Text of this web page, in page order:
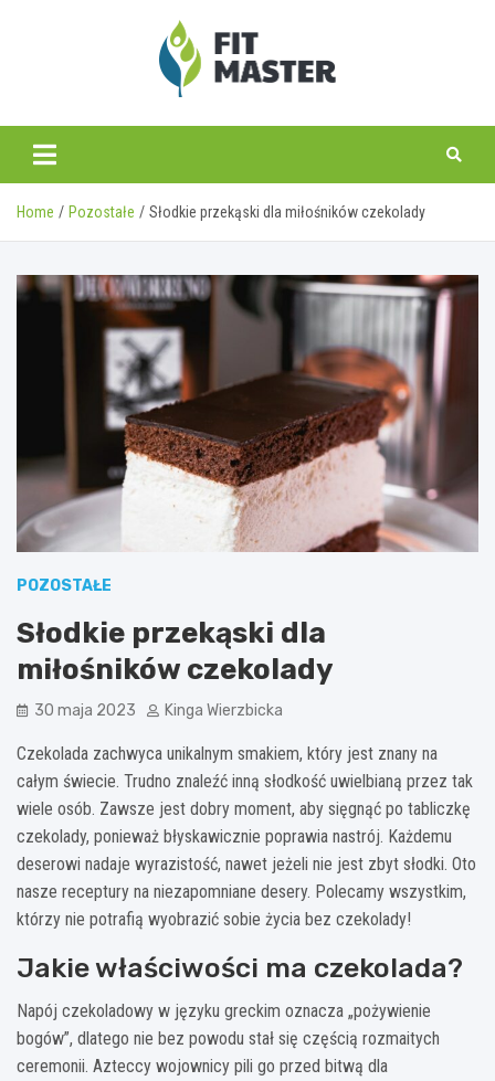
fitmaster.pl
Home Pozostałe Słodkie przekąski dla miłośników czekolady
POZOSTAŁE
Słodkie przekąski dla
miłośników czekolady
30 maja 2023 Kinga Wierzbicka
Czekolada zachwyca unikalnym smakiem, który jest znany na
całym świecie. Trudno znaleźć inną słodkość uwielbianą przez tak
wiele osób. Zawsze jest dobry moment, aby sięgnąć po tabliczkę
czekolady, ponieważ błyskawicznie poprawia nastrój. Każdemu
deserowi nadaje wyrazistość, nawet jeżeli nie jest zbyt słodki. Oto
nasze receptury na niezapomniane desery. Polecamy wszystkim,
którzy nie potrafią wyobrazić sobie życia bez czekolady!
Jakie właściwości ma czekolada?
Napój czekoladowy w języku greckim oznacza „pożywienie
bogów”, dlatego nie bez powodu stał się częścią rozmaitych
ceremonii. Azteccy wojownicy pili go przed bitwą dla